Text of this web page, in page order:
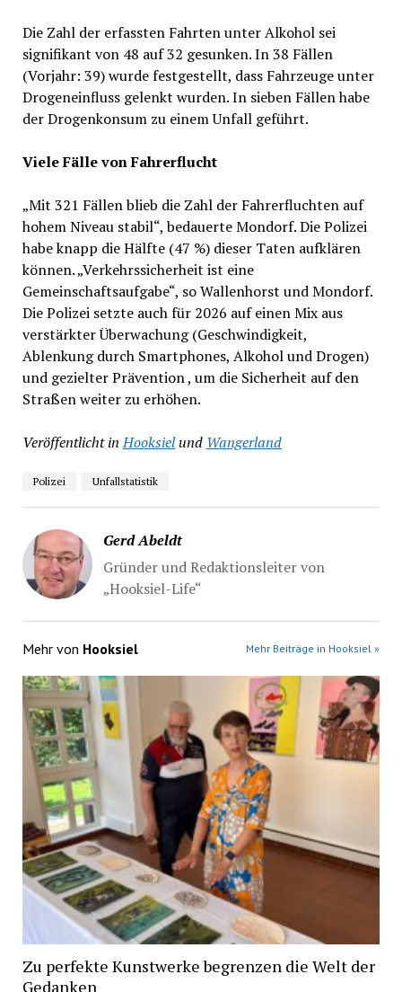
Die Zahl der erfassten Fahrten unter Alkohol sei
signifikant von 48 auf 32 gesunken. In 38 Fällen
(Vorjahr: 39) wurde festgestellt, dass Fahrzeuge unter
Drogeneinfluss gelenkt wurden. In sieben Fällen habe
der Drogenkonsum zu einem Unfall geführt.
Viele Fälle von Fahrerflucht
„Mit 321 Fällen blieb die Zahl der Fahrerfluchten auf
hohem Niveau stabil“, bedauerte Mondorf. Die Polizei
habe knapp die Hälfte (47 %) dieser Taten aufklären
können. „Verkehrssicherheit ist eine
Gemeinschaftsaufgabe“, so Wallenhorst und Mondorf.
Die Polizei setzte auch für 2026 auf einen Mix aus
verstärkter Überwachung (Geschwindigkeit,
Ablenkung durch Smartphones, Alkohol und Drogen)
und gezielter Prävention , um die Sicherheit auf den
Straßen weiter zu erhöhen.
Veröffentlicht in Hooksielund Wangerland
Polizei Unfallstatistik
Gerd Abeldt
Gründer und Redaktionsleiter von
„Hooksiel-Life“
Mehr von Hooksiel Mehr Beiträge in Hooksiel »
Zu perfekte Kunstwerke begrenzen die Welt der
Gedanken